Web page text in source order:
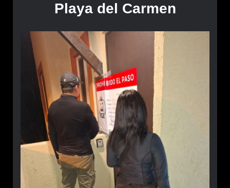
Playa del Carmen